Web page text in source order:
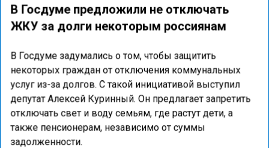
В Госдуме предложили не отключать
ЖКУ за долги некоторым россиянам
В Госдуме задумались о том, чтобы защитить
некоторых граждан от отключения коммунальных
услуг из-за долгов. С такой инициативой выступил
депутат Алексей Куринный. Он предлагает запретить
отключать свет и воду семьям, где растут дети, а
также пенсионерам, независимо от суммы
задолженности.